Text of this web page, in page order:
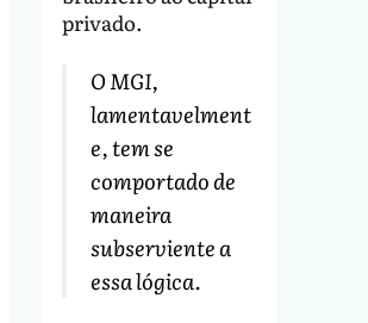
privado.
O MGI,
lamentavelment
e, tem se
comportado de
maneira
subserviente a
essa lógica.